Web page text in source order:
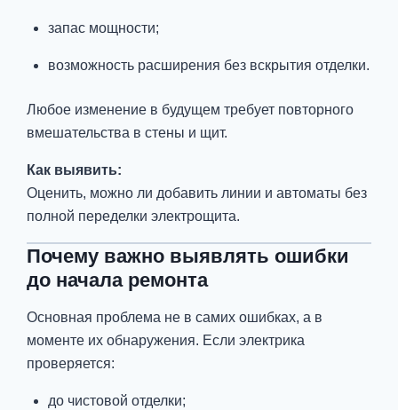
запас мощности;
возможность расширения без вскрытия отделки.
Любое изменение в будущем требует повторного
вмешательства в стены и щит.
Как выявить:
Оценить, можно ли добавить линии и автоматы без
полной переделки электрощита.
Почему важно выявлять ошибки
до начала ремонта
Основная проблема не в самих ошибках, а в
моменте их обнаружения. Если электрика
проверяется:
до чистовой отделки;